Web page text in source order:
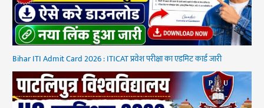
Bihar ITI Admit Card 2026 : ITICAT प्रवेश परीक्षा का एडमिट कार्ड जारी